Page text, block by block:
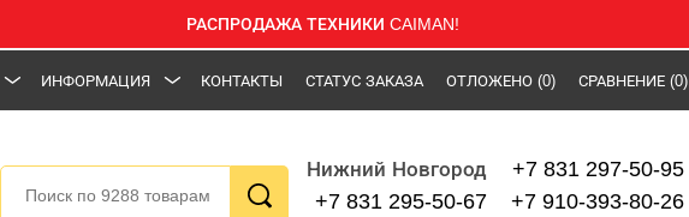
РАСПРОДАЖА ТЕХНИКИ CAIMAN!
ИНФОРМАЦИЯ КОНТАКТЫ СТАТУС ЗАКАЗА ОТЛОЖЕНО (0) СРАВНЕНИЕ (0)
Нижний Новгород
+7 831 295-50-67
+7 831 297-50-95
+7 910-393-80-26